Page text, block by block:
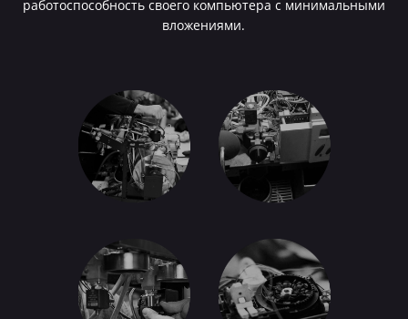
работоспособность своего компьютера с минимальными
вложениями.